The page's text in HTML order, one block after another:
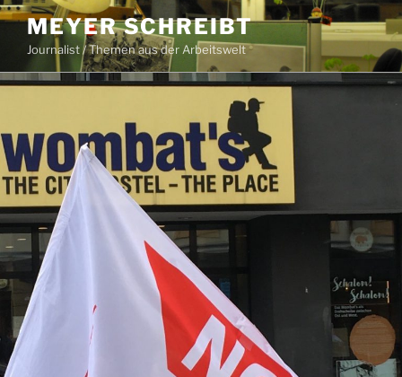
Zum
Inhalt
springen
MEYER SCHREIBT
Journalist / Themen aus der Arbeitswelt